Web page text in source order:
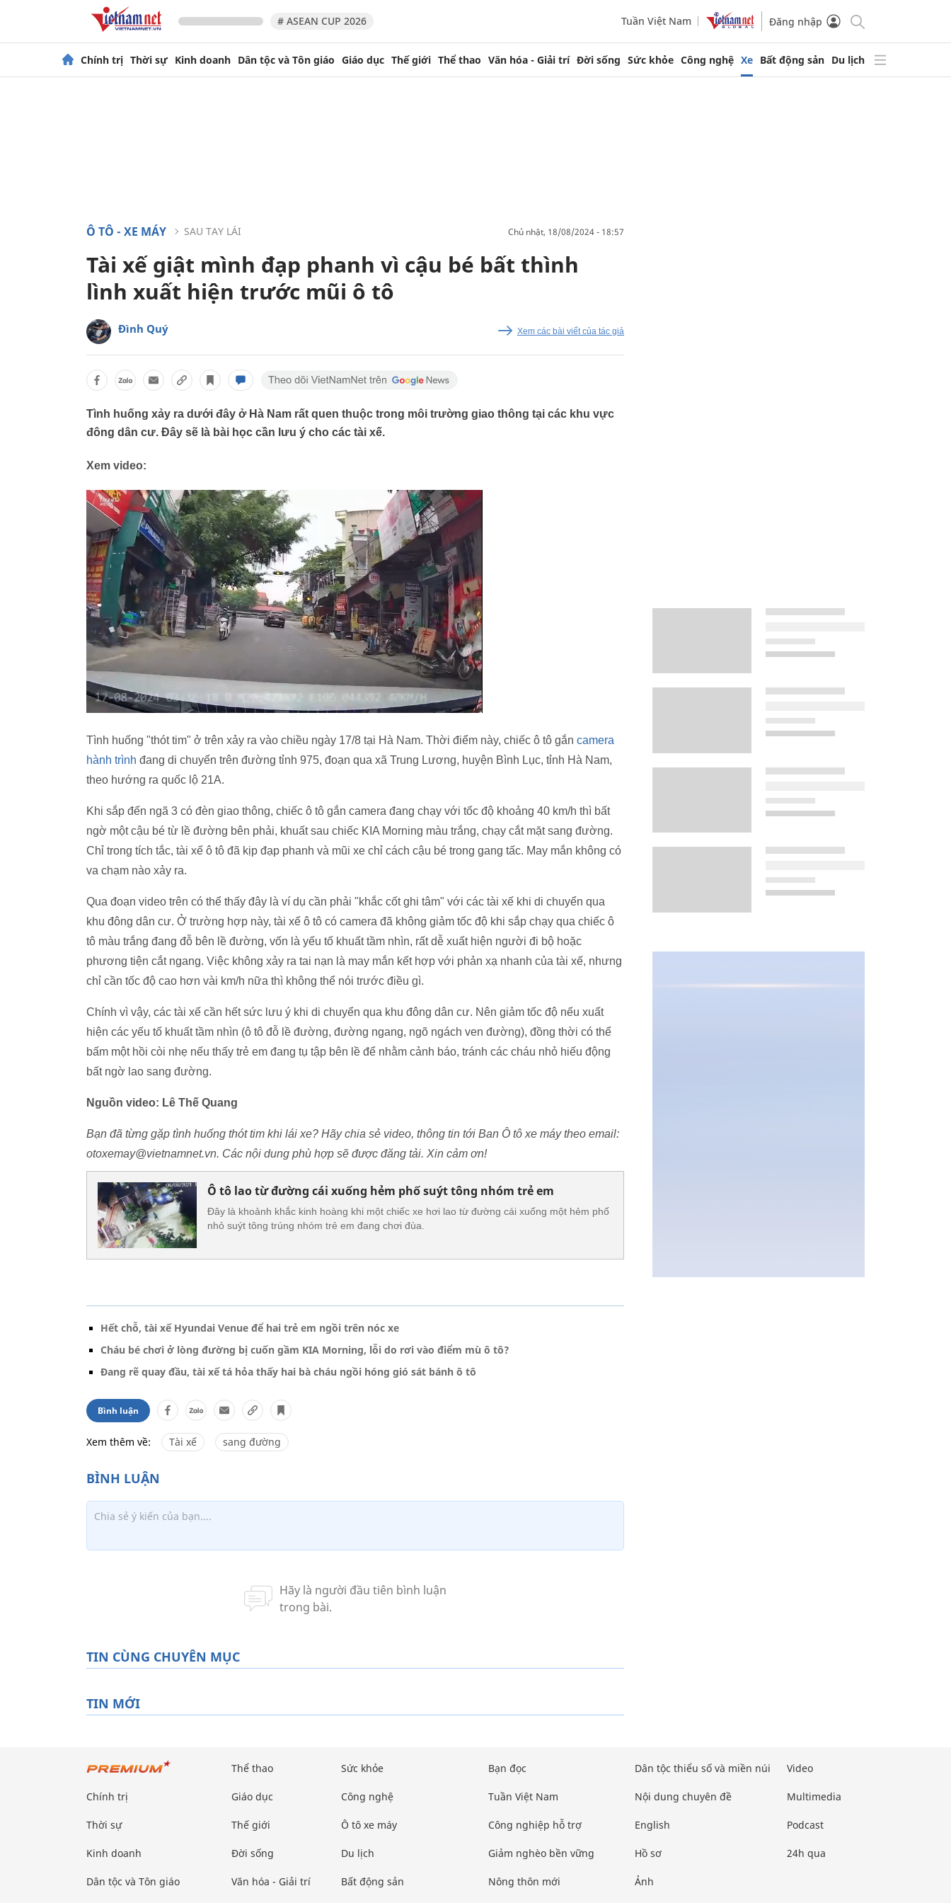
# ASEAN CUP 2026 Tuần Việt Nam Đăng nhập
Chính trị Thời sự Kinh doanh Dân tộc và Tôn giáo Giáo dục Thế giới Thể thao Văn hóa - Giải trí Đời sống Sức khỏe Công nghệ Xe Bất động sản Du lịch
Ô TÔ - XE MÁY SAU TAY LÁI chủ nhật, 18/08/2024 - 18:57
Tài xế giật mình đạp phanh vì cậu bé bất thình
lình xuất hiện trước mũi ô tô
Đình Quý Xem các bài viết của tác giả
Tình huống xảy ra dưới đây ở Hà Nam rất quen thuộc trong môi trường giao thông tại các khu vực
đông dân cư. Đây sẽ là bài học cần lưu ý cho các tài xế.
Xem video:
Tình huống "thót tim" ở trên xảy ra vào chiều ngày 17/8 tại Hà Nam. Thời điểm này, chiếc ô tô gắn camera
hành trình đang di chuyển trên đường tỉnh 975, đoạn qua xã Trung Lương, huyện Bình Lục, tỉnh Hà Nam,
theo hướng ra quốc lộ 21A.
Khi sắp đến ngã 3 có đèn giao thông, chiếc ô tô gắn camera đang chạy với tốc độ khoảng 40 km/h thì bất
ngờ một cậu bé từ lề đường bên phải, khuất sau chiếc KIA Morning màu trắng, chạy cắt mặt sang đường.
Chỉ trong tích tắc, tài xế ô tô đã kịp đạp phanh và mũi xe chỉ cách cậu bé trong gang tấc. May mắn không có
va chạm nào xảy ra.
Qua đoạn video trên có thể thấy đây là ví dụ cần phải "khắc cốt ghi tâm" với các tài xế khi di chuyển qua
khu đông dân cư. Ở trường hợp này, tài xế ô tô có camera đã không giảm tốc độ khi sắp chạy qua chiếc ô
tô màu trắng đang đỗ bên lề đường, vốn là yếu tố khuất tầm nhìn, rất dễ xuất hiện người đi bộ hoặc
phương tiện cắt ngang. Việc không xảy ra tai nạn là may mắn kết hợp với phản xạ nhanh của tài xế, nhưng
chỉ cần tốc độ cao hơn vài km/h nữa thì không thể nói trước điều gì.
Chính vì vậy, các tài xế cần hết sức lưu ý khi di chuyển qua khu đông dân cư. Nên giảm tốc độ nếu xuất
hiện các yếu tố khuất tầm nhìn (ô tô đỗ lề đường, đường ngang, ngõ ngách ven đường), đồng thời có thể
bấm một hồi còi nhẹ nếu thấy trẻ em đang tụ tập bên lề để nhằm cảnh báo, tránh các cháu nhỏ hiếu động
bất ngờ lao sang đường.
Nguồn video: Lê Thế Quang
Bạn đã từng gặp tình huống thót tim khi lái xe? Hãy chia sẻ video, thông tin tới Ban Ô tô xe máy theo email:
otoxemay@vietnamnet.vn. Các nội dung phù hợp sẽ được đăng tải. Xin cảm ơn!
Ô tô lao từ đường cái xuống hẻm phố suýt tông nhóm trẻ em
Đây là khoảnh khắc kinh hoàng khi một chiếc xe hơi lao từ đường cái xuống một hẻm phố
nhỏ suýt tông trúng nhóm trẻ em đang chơi đùa.
Hết chỗ, tài xế Hyundai Venue để hai trẻ em ngồi trên nóc xe
Cháu bé chơi ở lòng đường bị cuốn gầm KIA Morning, lỗi do rơi vào điểm mù ô tô?
Đang rẽ quay đầu, tài xế tá hỏa thấy hai bà cháu ngồi hóng gió sát bánh ô tô
Bình luận
Xem thêm về: Tài xế sang đường
TIN CÙNG CHUYÊN MỤC
TIN MỚI
Chính trị
Thời sự
Kinh doanh
Dân tộc và Tôn giáo
Thể thao
Giáo dục
Thế giới
Đời sống
Văn hóa - Giải trí
Sức khỏe
Công nghệ
Ô tô xe máy
Du lịch
Bất động sản
Bạn đọc
Tuần Việt Nam
Công nghiệp hỗ trợ
Giảm nghèo bền vững
Nông thôn mới
Dân tộc thiểu số và miền núi
Nội dung chuyên đề
English
Hồ sơ
Ảnh
Video
Multimedia
Podcast
24h qua